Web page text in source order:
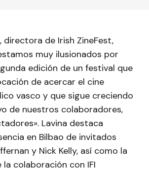
, directora de Irish ZineFest,
muy ilusionados por
edición de un festival que
de acercar el cine
vasco y que sigue creciendo
de nuestros colaboradores,
Lavina destaca
en Bilbao de invitados
y Nick Kelly, así como la
colaboración con IFI